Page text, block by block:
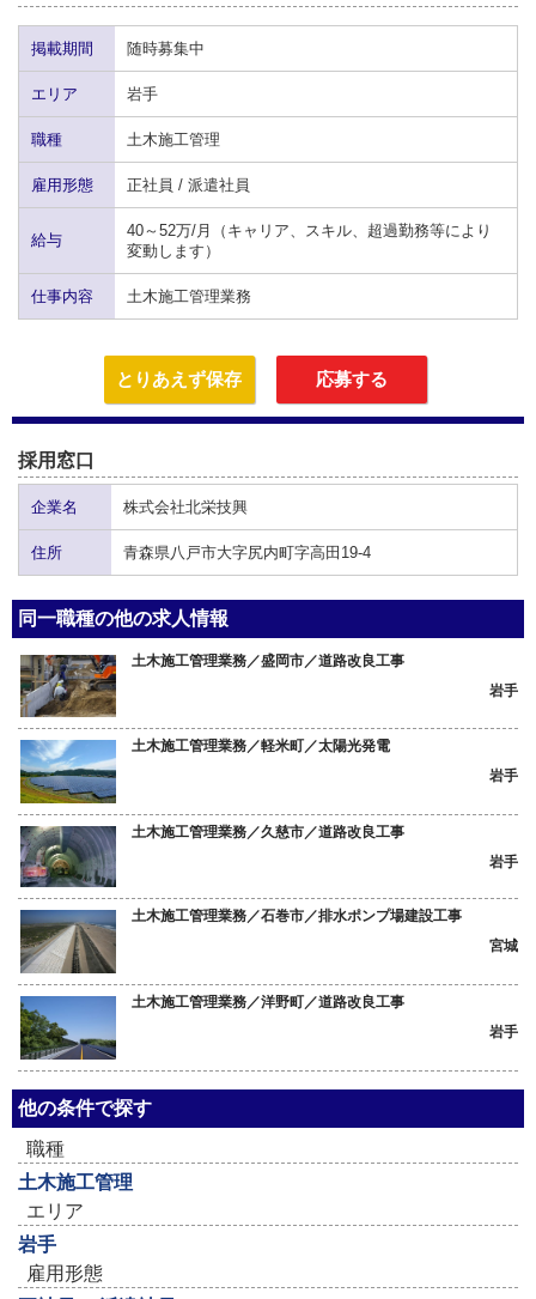
掲載期間 随時募集中
エリア 岩手
職種 土木施工管理
雇用形態 正社員 / 派遣社員
給与
40～52万/月（キャリア、スキル、超過勤務等により
変動します）
仕事内容 土木施工管理業務
とりあえず保存 応募する
採用窓口
企業名 株式会社北栄技興
住所 青森県八戸市大字尻内町字高田19-4
同一職種の他の求人情報
土木施工管理業務／盛岡市／道路改良工事
岩手
土木施工管理業務／軽米町／太陽光発電
岩手
土木施工管理業務／久慈市／道路改良工事
岩手
土木施工管理業務／石巻市／排水ポンプ場建設工事
宮城
土木施工管理業務／洋野町／道路改良工事
岩手
他の条件で探す
職種
土木施工管理
エリア
岩手
雇用形態